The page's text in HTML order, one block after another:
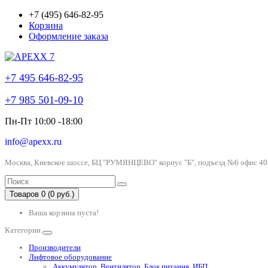
+7 (495) 646-82-95
Корзина
Оформление заказа
+7 495 646-82-95
+7 985 501-09-10
Пн-Пт 10:00 -18:00
info@apexx.ru
Москва, Киевское шоссе, БЦ "РУМЯНЦЕВО" корпус "Б", подъезд №6 офис
Товаров 0 (0 руб.)
Ваша корзина пуста!
Категории
Производители
Лифтовое оборудование